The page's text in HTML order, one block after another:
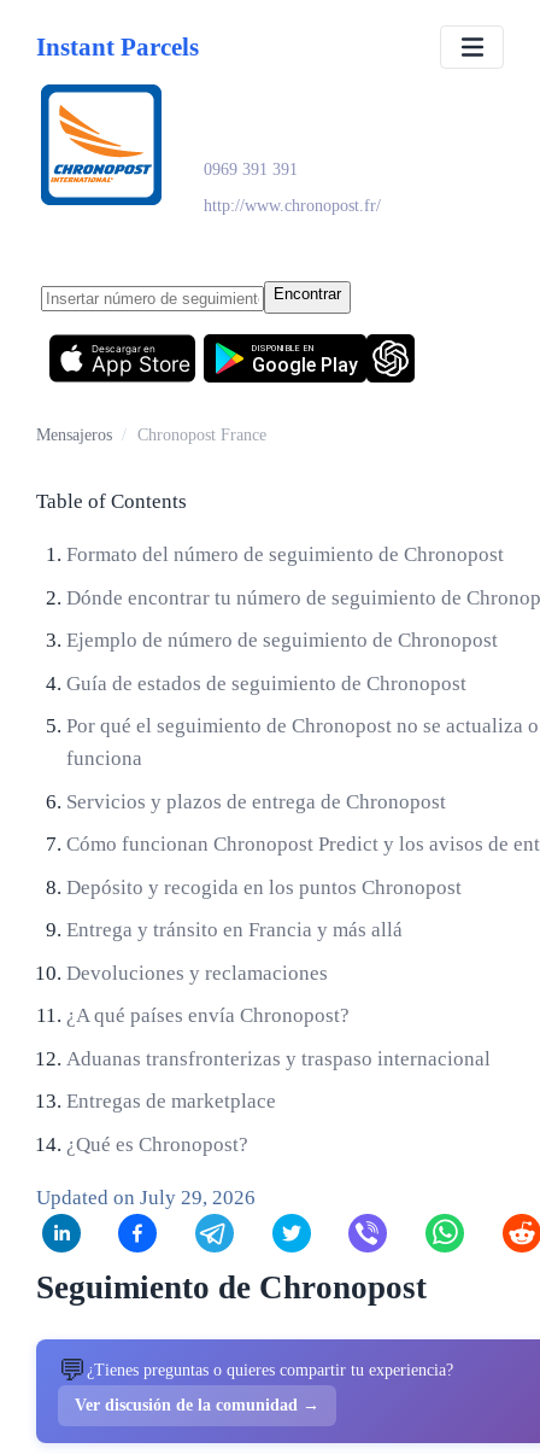
Instant Parcels
0969 391 391
http://www.chronopost.fr/
Encontrar
App Store
Descargar en
Google Play
DISPONIBLE EN
Mensajeros / Chronopost France
Table of Contents
Formato del número de seguimiento de Chronopost
Dónde encontrar tu número de seguimiento de
Ejemplo de número de seguimiento de Chronopost
Guía de estados de seguimiento de Chronopost
Por qué el seguimiento de Chronopost no se actualiza
funciona
Servicios y plazos de entrega de Chronopost
Cómo funcionan Chronopost Predict y los avisos de
Depósito y recogida en los puntos Chronopost
Entrega y tránsito en Francia y más allá
Devoluciones y reclamaciones
¿A qué países envía Chronopost?
Aduanas transfronterizas y traspaso internacional
Entregas de marketplace
¿Qué es Chronopost?
Updated on July 29, 2026
Seguimiento de Chronopost
💬 ¿Tienes preguntas o quieres compartir tu experiencia?
Ver discusión de la comunidad →